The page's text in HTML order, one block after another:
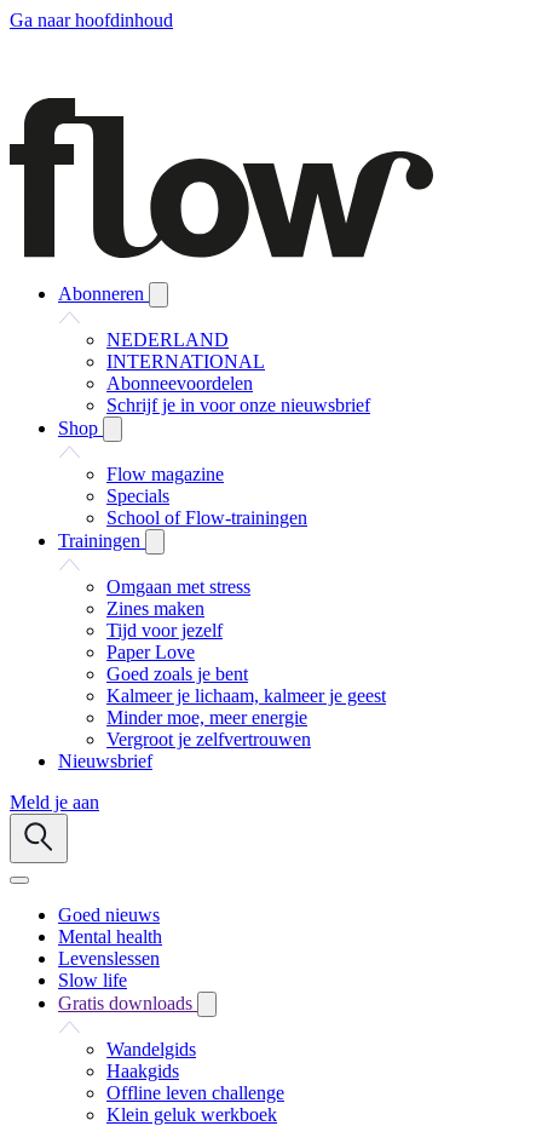
Ga naar hoofdinhoud
Abonneren
NEDERLAND
INTERNATIONAL
Abonneevoordelen
Schrijf je in voor onze nieuwsbrief
Shop
Flow magazine
Specials
School of Flow-trainingen
Trainingen
Omgaan met stress
Zines maken
Tijd voor jezelf
Paper Love
Goed zoals je bent
Kalmeer je lichaam, kalmeer je geest
Minder moe, meer energie
Vergroot je zelfvertrouwen
Nieuwsbrief
Meld je aan
Goed nieuws
Mental health
Levenslessen
Slow life
Gratis downloads
Wandelgids
Haakgids
Offline leven challenge
Klein geluk werkboek